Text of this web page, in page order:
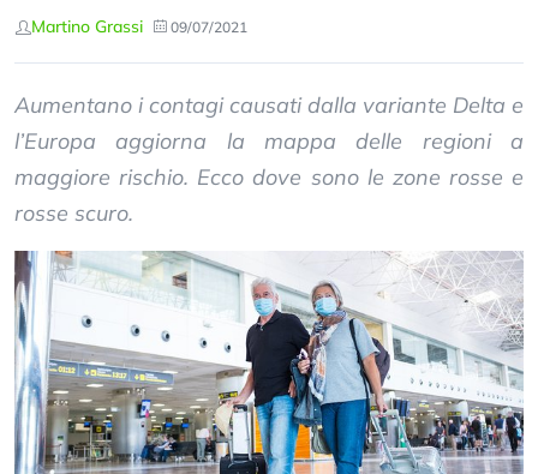
Martino Grassi 09/07/2021
Aumentano i contagi causati dalla variante Delta e
l’Europa aggiorna la mappa delle regioni a
maggiore rischio. Ecco dove sono le zone rosse e
rosse scuro.